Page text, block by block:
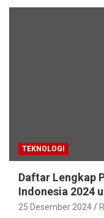
TEKNOLOGI
Daftar Lengkap
Indonesia 2024
25 Desember 2024